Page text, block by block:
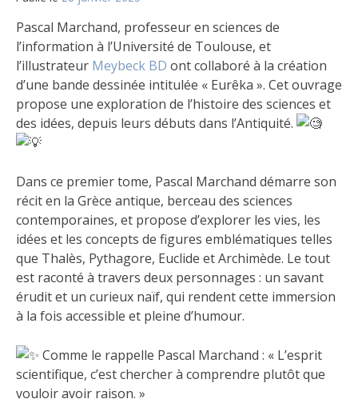
Pascal Marchand, professeur en sciences de
l’information à l’Université de Toulouse, et
l’illustrateur Meybeck BD ont collaboré à la création
d’une bande dessinée intitulée « Eurêka ». Cet ouvrage
propose une exploration de l’histoire des sciences et
des idées, depuis leurs débuts dans l’Antiquité.
Dans ce premier tome, Pascal Marchand démarre son
récit en la Grèce antique, berceau des sciences
contemporaines, et propose d’explorer les vies, les
idées et les concepts de figures emblématiques telles
que Thalès, Pythagore, Euclide et Archimède. Le tout
est raconté à travers deux personnages : un savant
érudit et un curieux naïf, qui rendent cette immersion
à la fois accessible et pleine d’humour.
Comme le rappelle Pascal Marchand : « L’esprit
scientifique, c’est chercher à comprendre plutôt que
vouloir avoir raison. »